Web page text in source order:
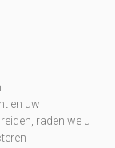
en uw
raden we u